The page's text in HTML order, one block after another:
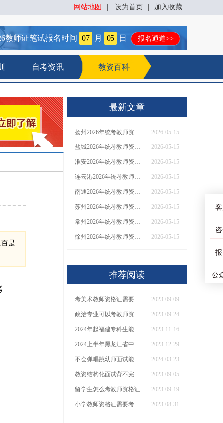
网站地图 设为首页 加入收藏
教师证笔试报名时间 07 月 05 日 报名通道>>
自考资讯 教资百科
是
最新文章
扬州2026年统考教师资格证能直接花钱买吗？ 2026-05-15
盐城2026年统考教师资格证能直接花钱买吗？ 2026-05-15
淮安2026年统考教师资格证能直接花钱买吗？ 2026-05-15
连云港2026年统考教师资格证能直接花钱买吗？ 2026-05-15
南通2026年统考教师资格证能直接花钱买吗？ 2026-05-15
苏州2026年统考教师资格证能直接花钱买吗？ 2026-05-15
常州2026年统考教师资格证能直接花钱买吗？ 2026-05-15
徐州2026年统考教师资格证能直接花钱买吗？ 2026-05-15
推荐阅读
考美术教师资格证需要考哪些科目 2023-09-09
政治专业可以考教师资格证吗 2023-09-24
2024年起福建专科生能不能考教资呢？ 2023-11-16
2024上半年黑龙江省中小学教师资格考试（笔试）报名公告 2023-12-29
不会弹唱跳幼师面试能考过吗？2024山东幼儿面试评分表一览 2024-03-23
教资结构化面试背不完是不是要靠临场发挥 2023-09-05
留学生怎么考教师资格证 2023-09-19
小学教师资格证需要考哪些科目 2023-08-31
公